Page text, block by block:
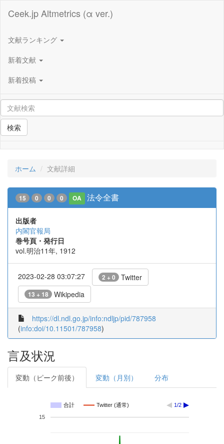
Ceek.jp Altmetrics (α ver.)
文献ランキング
新着文献
新着投稿
検索
ホーム 文献詳細
15 0 0 0 OA 法令全書
出版者
内閣官報局
巻号頁・発行日
vol.明治11年, 1912
2023-02-28 03:07:27 2 + 0 Twitter
13 + 18 Wikipedia
https://dl.ndl.go.jp/info:ndljp/pid/787958
(info:doi/10.11501/787958)
言及状況
変動（ピーク前後） 変動（月別） 分布
合計 Twitter (通常) 1/2
15